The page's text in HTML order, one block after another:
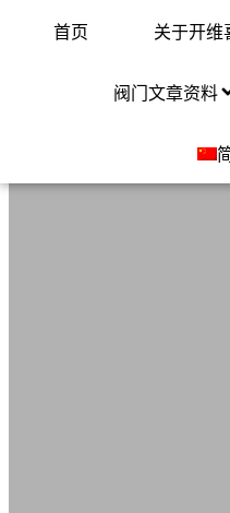
首页 关于开维
阀门文章资料
关
（